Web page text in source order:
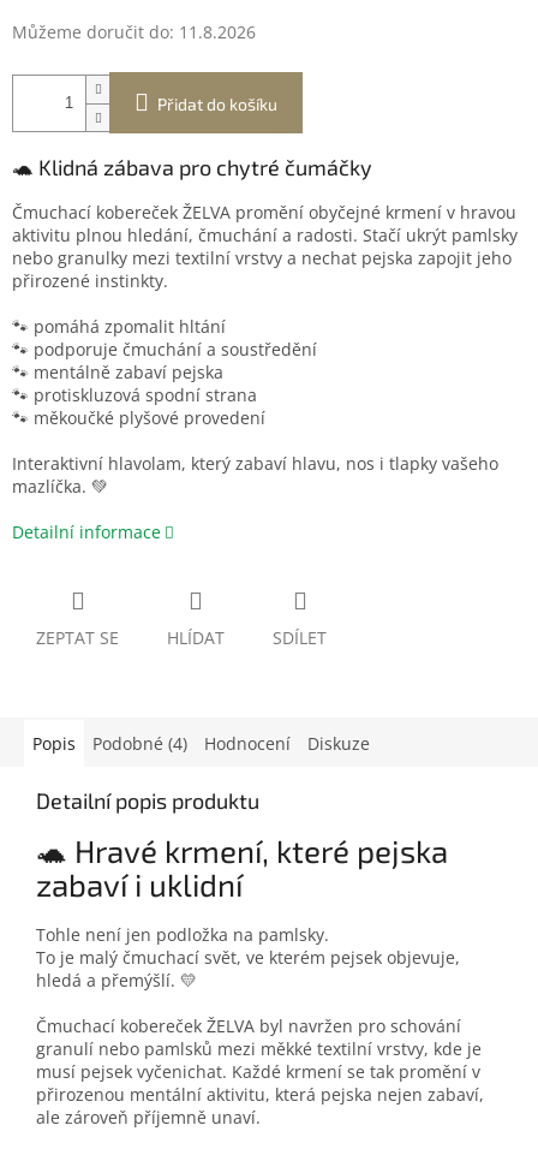
Můžeme doručit do: 11.8.2026
Přidat do košíku
🐢 Klidná zábava pro chytré čumáčky
Čmuchací kobereček ŽELVA promění obyčejné krmení v hravou
aktivitu plnou hledání, čmuchání a radosti. Stačí ukrýt pamlsky
nebo granulky mezi textilní vrstvy a nechat pejska zapojit jeho
přirozené instinkty.
🐾 pomáhá zpomalit hltání
🐾 podporuje čmuchání a soustředění
🐾 mentálně zabaví pejska
🐾 protiskluzová spodní strana
🐾 měkoučké plyšové provedení
Interaktivní hlavolam, který zabaví hlavu, nos i tlapky vašeho
mazlíčka. 💚
Detailní informace
ZEPTAT SE HLÍDAT SDÍLET
Popis Podobné (4) Hodnocení Diskuze
Detailní popis produktu
🐢 Hravé krmení, které pejska
zabaví i uklidní
Tohle není jen podložka na pamlsky.
To je malý čmuchací svět, ve kterém pejsek objevuje,
hledá a přemýšlí. 💛
Čmuchací kobereček ŽELVA byl navržen pro schování
granulí nebo pamlsků mezi měkké textilní vrstvy, kde je
musí pejsek vyčenichat. Každé krmení se tak promění v
přirozenou mentální aktivitu, která pejska nejen zabaví,
ale zároveň příjemně unaví.